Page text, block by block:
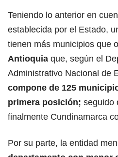
Teniendo lo anterior en
establecida por el Estado,
tienen más municipios que
Antioquia que, según el
Administrativo Nacional de
compone de 125
primera posición; seguido
finalmente Cundinamarca
Por su parte, la entidad